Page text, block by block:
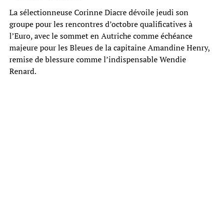
La sélectionneuse Corinne Diacre dévoile jeudi son
groupe pour les rencontres d’octobre qualificatives à
l’Euro, avec le sommet en Autriche comme échéance
majeure pour les Bleues de la capitaine Amandine Henry,
remise de blessure comme l’indispensable Wendie
Renard.